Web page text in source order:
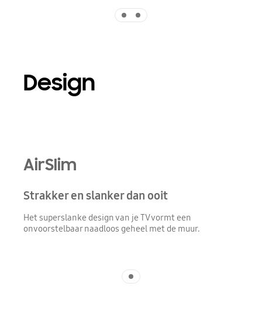
Design
AirSlim
Strakker en slanker dan ooit
Het superslanke design van je TV vormt een
onvoorstelbaar naadloos geheel met de muur.